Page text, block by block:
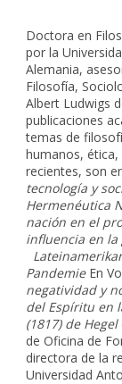
Doctora en
por la
Alemania,
Filosofía,
Albert Ludwigs
publicaciones
temas de
humanos,
recientes, son
tecnología y
Hermenéutica
nación en el
influencia en la
PandemieEn
negatividad y
del Espíritu en
(1817) de Hegel
de Oficina de
directora de la
Universidad